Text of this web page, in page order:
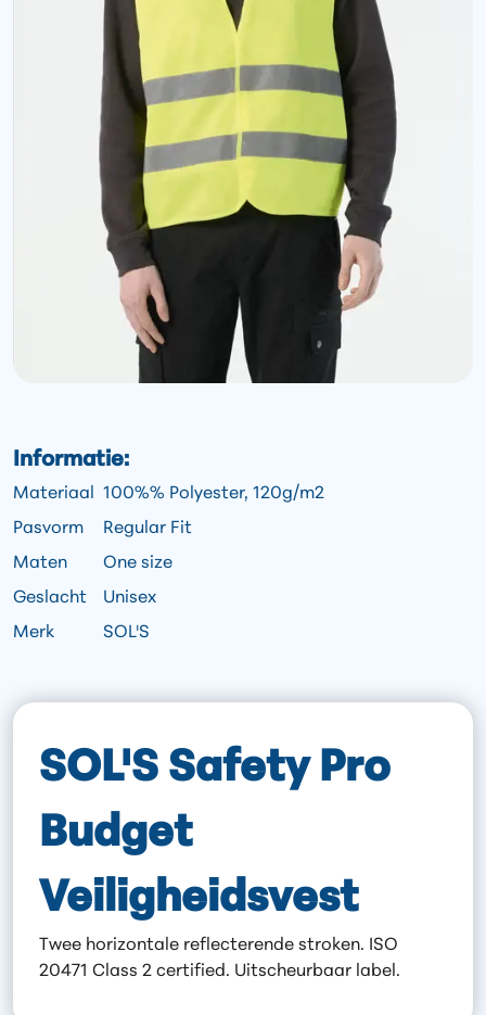
Informatie:
Materiaal
100%% Polyester, 120g/m2
Pasvorm
Regular Fit
Maten
One size
Geslacht
Unisex
Merk
SOL'S
SOL'S Safety Pro
Budget
Veiligheidsvest
Twee horizontale reflecterende stroken. ISO
20471 Class 2 certified. Uitscheurbaar label.